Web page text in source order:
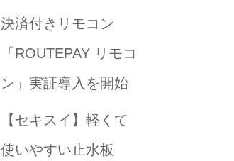
決済付きリモコン
「ROUTEPAY リモコ
ン」実証導入を開始
【セキスイ】軽くて
使いやすい止水板